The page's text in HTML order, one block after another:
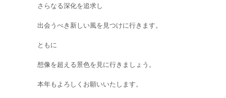
さらなる深化を追求し
出会うべき新しい風を見つけに行きます。
ともに
想像を超える景色を見に行きましょう。
本年もよろしくお願いいたします。